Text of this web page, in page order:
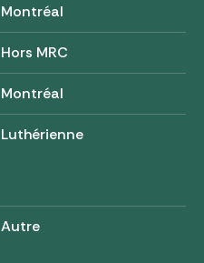
Montréal
Hors MRC
Montréal
Luthérienne
Autre